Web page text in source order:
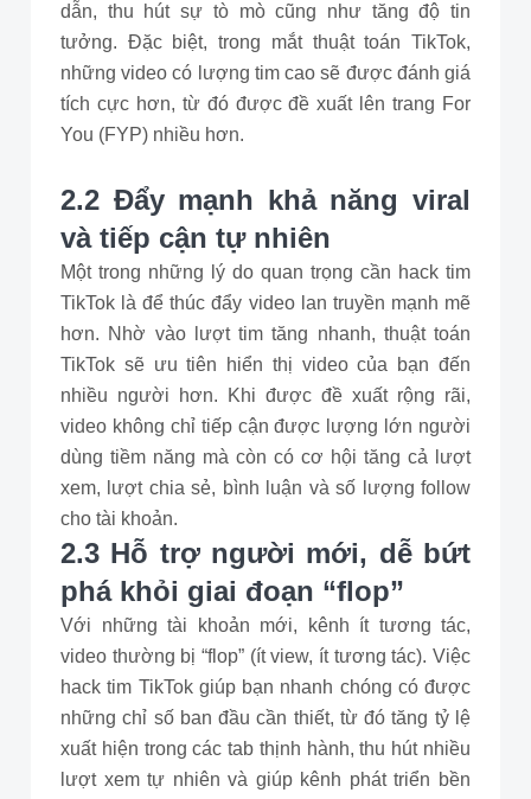
dẫn, thu hút sự tò mò cũng như tăng độ tin
tưởng. Đặc biệt, trong mắt thuật toán TikTok,
những video có lượng tim cao sẽ được đánh giá
tích cực hơn, từ đó được đề xuất lên trang For
You (FYP) nhiều hơn.
2.2 Đẩy mạnh khả năng viral
và tiếp cận tự nhiên
Một trong những lý do quan trọng cần hack tim
TikTok là để thúc đẩy video lan truyền mạnh mẽ
hơn. Nhờ vào lượt tim tăng nhanh, thuật toán
TikTok sẽ ưu tiên hiển thị video của bạn đến
nhiều người hơn. Khi được đề xuất rộng rãi,
video không chỉ tiếp cận được lượng lớn người
dùng tiềm năng mà còn có cơ hội tăng cả lượt
xem, lượt chia sẻ, bình luận và số lượng follow
cho tài khoản.
2.3 Hỗ trợ người mới, dễ bứt
phá khỏi giai đoạn “flop”
Với những tài khoản mới, kênh ít tương tác,
video thường bị “flop” (ít view, ít tương tác). Việc
hack tim TikTok giúp bạn nhanh chóng có được
những chỉ số ban đầu cần thiết, từ đó tăng tỷ lệ
xuất hiện trong các tab thịnh hành, thu hút nhiều
lượt xem tự nhiên và giúp kênh phát triển bền